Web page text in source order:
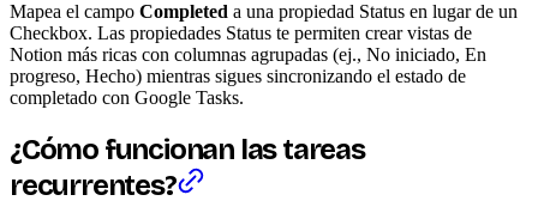
Mapea el campo Completed a una propiedad Status en lugar de un
Checkbox. Las propiedades Status te permiten crear vistas de
Notion más ricas con columnas agrupadas (ej., No iniciado, En
progreso, Hecho) mientras sigues sincronizando el estado de
completado con Google Tasks.
¿Cómo funcionan las tareas
recurrentes?